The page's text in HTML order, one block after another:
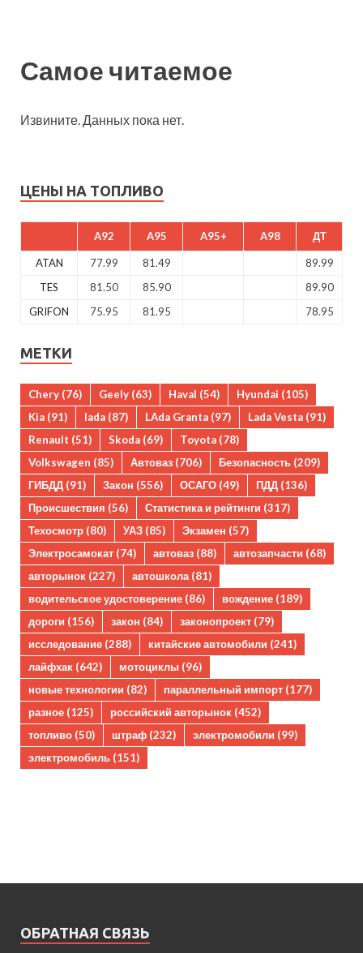
Самое читаемое
Извините. Данных пока нет.
ЦЕНЫ НА ТОПЛИВО
A92 A95 A95+ A98 ДТ
ATAN 77.99 81.49
89.99
TES
81.50 85.90
89.90
GRIFON
75.95 81.95 78.95
МЕТКИ
Chery (76) Geely (63) Haval (54) Hyundai (105)
Kia (91) lada (87) LAda Granta (97) Lada Vesta (91)
Renault (51) Skoda (69) Toyota (78)
Volkswagen (85) Автоваз (706) Безопасность (209)
ГИБДД (91) Закон (556) ОСАГО (49) ПДД (136)
Происшествия (56) Статистика и рейтинги (317)
Техосмотр (80) УАЗ (85) Экзамен (57)
Электросамокат (74) автоваз (88) автозапчасти (68)
авторынок (227) автошкола (81)
водительское удостоверение (86) вождение (189)
дороги (156) закон (84) законопроект (79)
исследование (288) китайские автомобили (241)
лайфхак (642) мотоциклы (96)
новые технологии (82) параллельный импорт (177)
разное (125) российский авторынок (452)
топливо (50) штраф (232) электромобили (99)
электромобиль (151)
ОБРАТНАЯ СВЯЗЬ